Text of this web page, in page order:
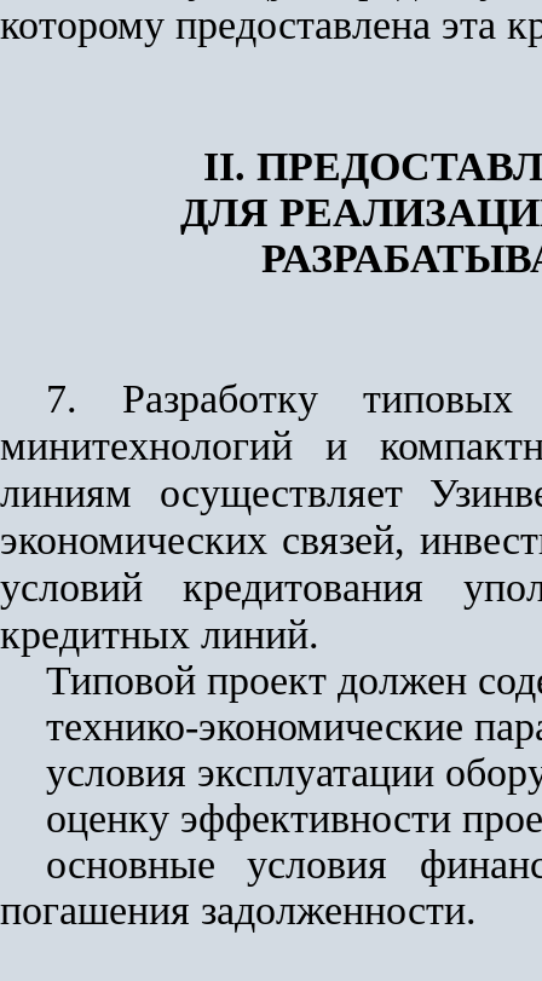
которому предоставлена эта
II.
ДЛЯ
7. Разработку типовых
минитехнологий и
линиям осуществляет
экономических связей,
условий кредитования
кредитных линий.
Типовой проект должен
технико-экономические
условия эксплуатации
оценку эффективности
основные условия
погашения задолженности.